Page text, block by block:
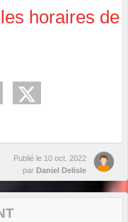
horaires de
Publié le 10 oct. 2022
par Daniel Delisle